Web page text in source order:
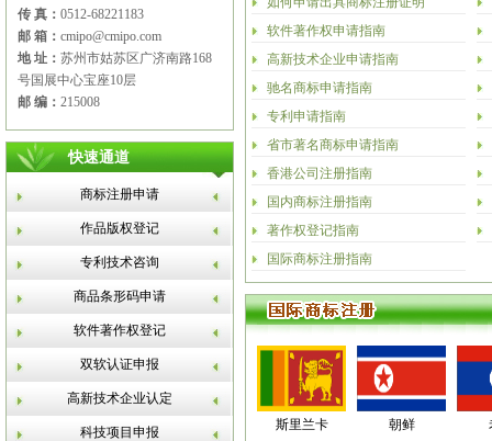
传 真： 0512-68221183
邮 箱： cmipo@cmipo.com
地 址： 苏州市姑苏区广济南路168
号国展中心宝座10层
邮 编： 215008
快速通道
商标注册申请
作品版权登记
专利技术咨询
商品条形码申请
软件著作权登记
双软认证申报
高新技术企业认定
科技项目申报
软件著作权申请指南
高新技术企业申请指南
驰名商标申请指南
专利申请指南
省市著名商标申请指南
香港公司注册指南
国内商标注册指南
著作权登记指南
国际商标注册指南
斯里兰卡 朝鲜